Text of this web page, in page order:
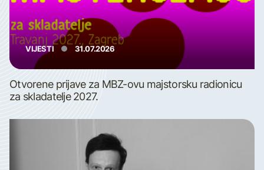
VIJESTI 31.07.2026
Otvorene prijave za MBZ-ovu majstorsku radionicu
za skladatelje 2027.